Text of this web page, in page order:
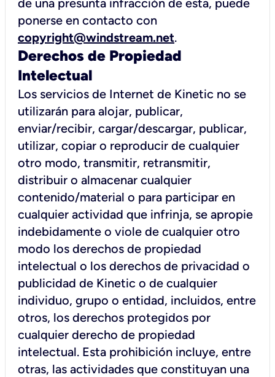
de una presunta infracción de esta, puede
ponerse en contacto con
copyright@windstream.net.
Derechos de Propiedad
Intelectual
Los servicios de Internet de Kinetic no se
utilizarán para alojar, publicar,
enviar/recibir, cargar/descargar, publicar,
utilizar, copiar o reproducir de cualquier
otro modo, transmitir, retransmitir,
distribuir o almacenar cualquier
contenido/material o para participar en
cualquier actividad que infrinja, se apropie
indebidamente o viole de cualquier otro
modo los derechos de propiedad
intelectual o los derechos de privacidad o
publicidad de Kinetic o de cualquier
individuo, grupo o entidad, incluidos, entre
otros, los derechos protegidos por
cualquier derecho de propiedad
intelectual. Esta prohibición incluye, entre
otras, las actividades que constituyan una